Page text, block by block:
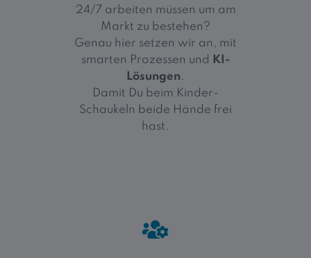
24/7 arbeiten müssen um am
Markt zu bestehen?
Genau hier setzen wir an, mit
smarten Prozessen und
KI-
Lösungen.
Damit Du beim Kinder-
Schaukeln beide Hände frei
hast.